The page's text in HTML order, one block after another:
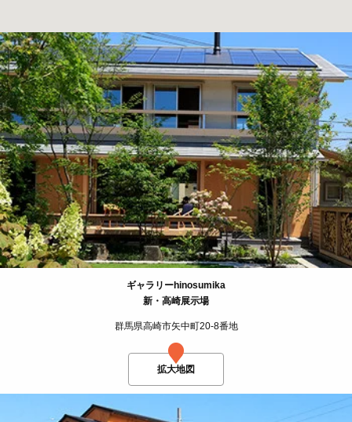
ギャラリーhinosumika
新・高崎展示場
群馬県高崎市矢中町20-8番地
拡大地図